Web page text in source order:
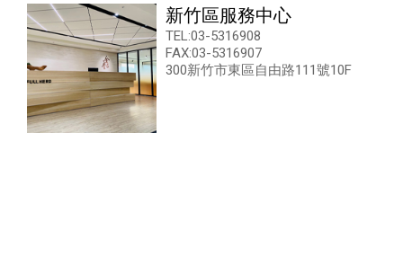
新竹區服務中心
TEL:03-5316908
FAX:03-5316907
300新竹市東區自由路111號10F